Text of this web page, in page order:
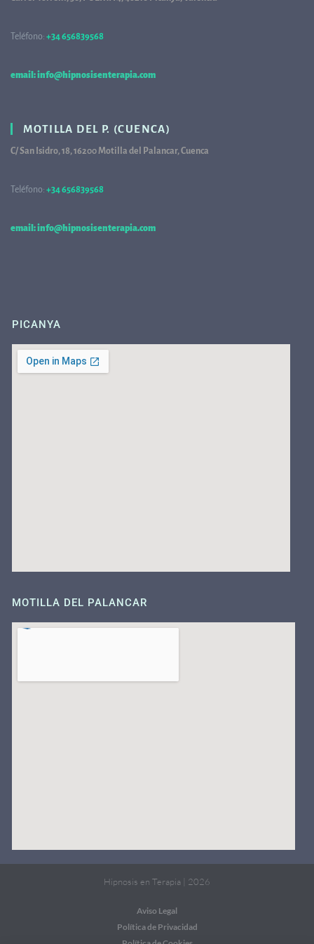
Teléfono: +34 656839568
email: info@hipnosisenterapia.com
MOTILLA DEL P. (CUENCA)
C/ San Isidro, 18, 16200 Motilla del Palancar, Cuenca
Teléfono: +34 656839568
email: info@hipnosisenterapia.com
PICANYA
MOTILLA DEL PALANCAR
Hipnosis en Terapia | 2026
Aviso Legal
Política de Privacidad